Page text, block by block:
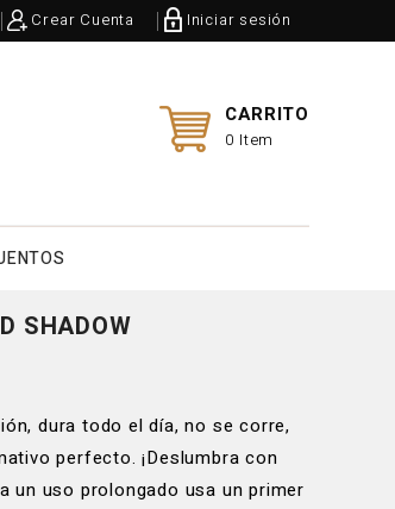
Crear Cuenta Iniciar sesión
CARRITO
0 Item
SHADOW
dura todo el día, no se corre,
perfecto. ¡Deslumbra con
uso prolongado usa un primer